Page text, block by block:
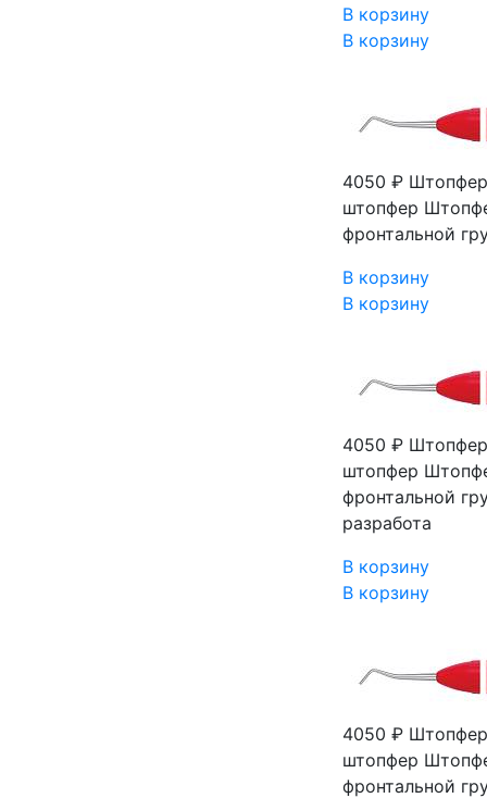
В корзину
В корзину
4050 ₽
штопфер
фронтальной
В корзину
В корзину
4050 ₽
штопфер
фронтальной
разработа
В корзину
В корзину
4050 ₽
штопфер
фронтальной